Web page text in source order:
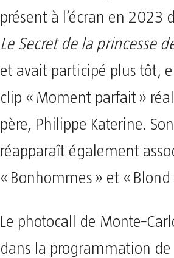
présent à l’écran en 2023
Le Secret de la princesse
et avait participé plus tôt,
clip « Moment parfait »
père, Philippe Katerine.
réapparaît également
« Bonhommes » et « Blond
Le photocall de
dans la programmation